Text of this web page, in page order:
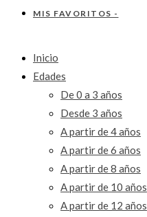
MIS FAVORITOS -
Inicio
Edades
De 0 a 3 años
Desde 3 años
A partir de 4 años
A partir de 6 años
A partir de 8 años
A partir de 10 años
A partir de 12 años